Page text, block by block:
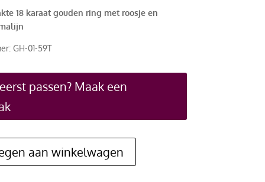
18 karaat gouden ring met roosje en
GH-01-59T
passen? Maak een
aan winkelwagen